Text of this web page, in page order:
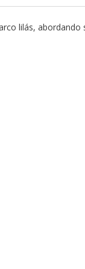
lilás, abordando